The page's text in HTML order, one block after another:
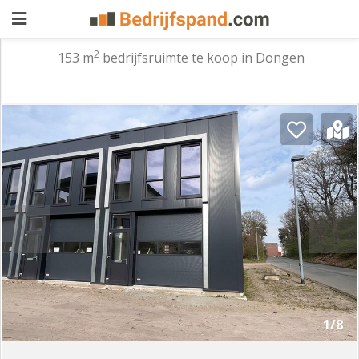
aanbieden
zoeken
Waarom
adverteren
Premium
adverteren
Blog
Registreren
Login
153 m2 bedrijfsruimte te koop in Dongen
1/8